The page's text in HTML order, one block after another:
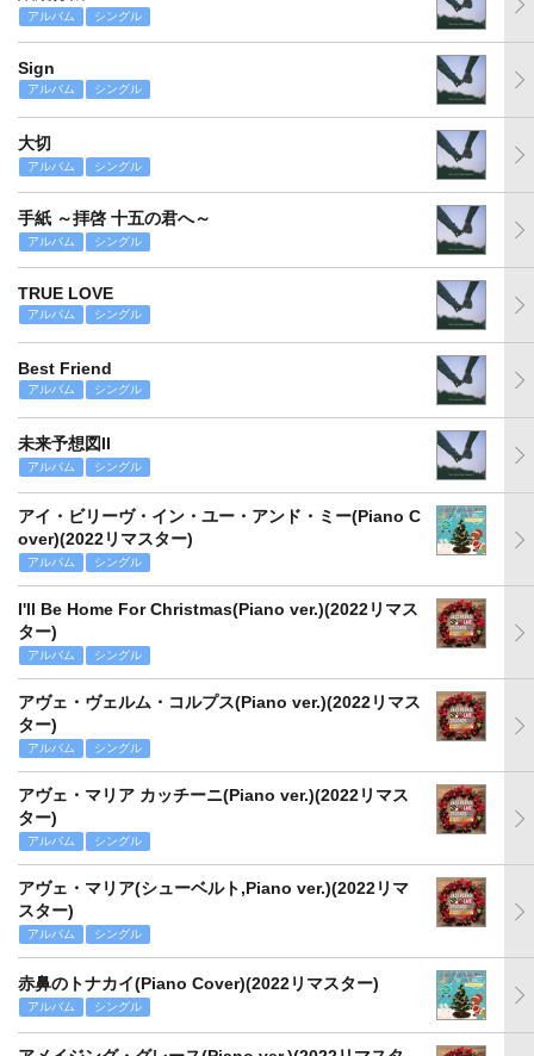
アルバム シングル
Sign
アルバム シングル
大切
アルバム シングル
手紙 ～拝啓 十五の君へ～
アルバム シングル
TRUE LOVE
アルバム シングル
Best Friend
アルバム シングル
未来予想図II
アルバム シングル
アイ・ビリーヴ・イン・ユー・アンド・ミー(Piano C
over)(2022リマスター)
アルバム シングル
I'll Be Home For Christmas(Piano ver.)(2022リマス
ター)
アルバム シングル
アヴェ・ヴェルム・コルプス(Piano ver.)(2022リマス
ター)
アルバム シングル
アヴェ・マリア カッチーニ(Piano ver.)(2022リマス
ター)
アルバム シングル
アヴェ・マリア(シューベルト,Piano ver.)(2022リマ
スター)
アルバム シングル
赤鼻のトナカイ(Piano Cover)(2022リマスター)
アルバム シングル